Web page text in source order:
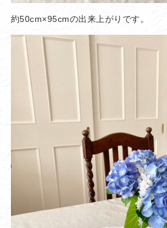
約50cm×95cmの出来上がりです。